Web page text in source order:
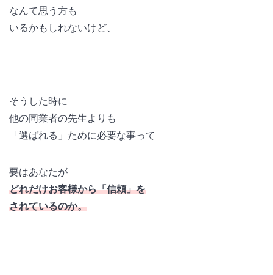
なんて思う方も
いるかもしれないけど、
そうした時に
他の同業者の先生よりも
「選ばれる」ために必要な事って
要はあなたが
どれだけお客様から「信頼」を
されているのか。